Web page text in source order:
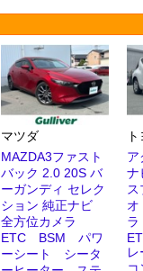
マツダ
MAZDA3ファスト
バック 2.0 20S バ
ーガンディ セレク
ション 純正ナビ
全方位カメラ
ETC BSM パワ
ーシート シータ
ア
ナ